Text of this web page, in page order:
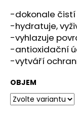
hvězdiček.
-dokonale čistí
-hydratuje,
-vyhlazuje
-antioxidační
-vytváří
OBJEM
D
o
p
o